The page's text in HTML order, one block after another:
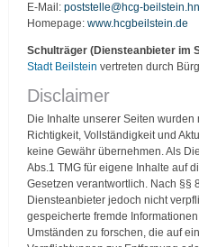
E-Mail: poststelle@hcg-
Homepage: www.hcgbeilstein.de
Schulträger (Diensteanbieter im
Stadt Beilstein vertreten durch
Disclaimer
Die Inhalte unserer Seiten
Richtigkeit, Vollständigkeit und
keine Gewähr übernehmen. Als
Abs.1 TMG für eigene Inhalte auf
Gesetzen verantwortlich. Nach §§
Diensteanbieter jedoch nicht
gespeicherte fremde
Umständen zu forschen, die auf